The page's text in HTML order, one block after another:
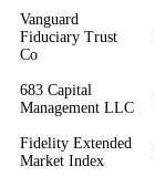
Vanguard
Fiduciary Trust
Co
683 Capital
Management LLC
Fidelity Extended
Market Index